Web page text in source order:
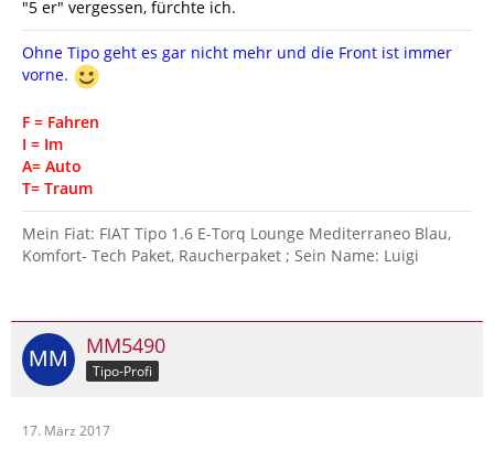
"5 er" vergessen, fürchte ich.
Ohne Tipo geht es gar nicht mehr und die Front ist immer
vorne.
F = Fahren
I = Im
A= Auto
T= Traum
Mein Fiat: FIAT Tipo 1.6 E-Torq Lounge Mediterraneo Blau,
Komfort- Tech Paket, Raucherpaket ; Sein Name: Luigi
MM5490
Tipo-Profi
17. März 2017